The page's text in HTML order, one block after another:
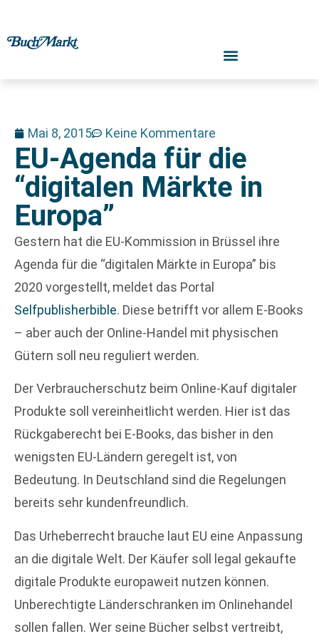
Mai 8, 2015 Keine Kommentare
EU-Agenda für die
“digitalen Märkte in
Europa”
Gestern hat die EU-Kommission in Brüssel ihre
Agenda für die “digitalen Märkte in Europa” bis
2020 vorgestellt, meldet das Portal
Selfpublisherbible. Diese betrifft vor allem E-Books
– aber auch der Online-Handel mit physischen
Gütern soll neu reguliert werden.
Der Verbraucherschutz beim Online-Kauf digitaler
Produkte soll vereinheitlicht werden. Hier ist das
Rückgaberecht bei E-Books, das bisher in den
wenigsten EU-Ländern geregelt ist, von
Bedeutung. In Deutschland sind die Regelungen
bereits sehr kundenfreundlich.
Das Urheberrecht brauche laut EU eine Anpassung
an die digitale Welt. Der Käufer soll legal gekaufte
digitale Produkte europaweit nutzen können.
Unberechtigte Länderschranken im Onlinehandel
sollen fallen. Wer seine Bücher selbst vertreibt,